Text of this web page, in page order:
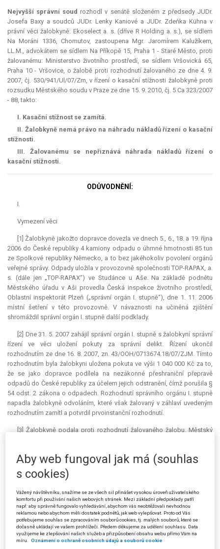
Nejvyšší správní soud rozhodl v senátě složeném z předsedy JUDr.
Josefa Baxy a soudců JUDr. Lenky Kaniové a JUDr. Zdeňka Kühna v
právní věci žalobkyně: Ekoselect a. s. (dříve R Holding a. s.), se sídlem
Na Moráni 1336, Chomutov, zastoupena Mgr. Jaromírem Kalužíkem,
LL.M., advokátem se sídlem Na Příkopě 15, Praha 1 - Staré Město, proti
žalovanému: Ministerstvo životního prostředí, se sídlem Vršovická 65,
Praha 10 - Vršovice, o žalobě proti rozhodnutí žalovaného ze dne 4. 9.
2007, čj. 530/941/Ul/07/Zm, v řízení o kasační stížnosti žalobkyně proti
rozsudku Městského soudu v Praze ze dne 15. 9. 2010, čj. 5 Ca 323/2007
- 88, takto:
I. Kasační stížnost se zamítá.
II. Žalobkyně nemá právo na náhradu nákladů řízení o kasační
stížnosti.
III. Žalovanému se nepřiznává náhrada nákladů řízení o
kasační stížnosti.
ODŮVODNĚNÍ:
I.
Vymezení věci
[1] Žalobkyně jakožto dopravce dovezla ve dnech 5., 6., 18. a 19. října
2006 do České republiky 4 kamiony odpadu o úhrnné hmotnosti 85 tun
ze Spolkové republiky Německo, a to bez jakéhokoliv povolení orgánů
veřejné správy. Odpady uložila v provozovně společnosti TOP-RAPAX, a.
s. (dále jen „TOP-RAPAX“) ve Studánce u Aše. Na základě podnětu
Městského úřadu v Aši provedla Česká inspekce životního prostředí,
Oblastní inspektorát Plzeň („správní orgán I. stupně“), dne 1. 11. 2006
místní šetření v této provozovně. V návaznosti na učiněná zjištění
shromáždil správní orgán I. stupně další podklady.
[2] Dne 31. 5. 2007 zahájil správní orgán I. stupně s žalobkyní správní
řízení ve věci uložení pokuty za správní delikt. Řízení ukončil
rozhodnutím ze dne 16. 8. 2007, zn. 43/OOH/0713674.18/07/ZJM. Tímto
rozhodnutím byla žalobkyni uložena pokuta ve výši 1 040 000 Kč za to,
že se jako dopravce podílela na nezákonné přeshraniční přepravě
odpadů do České republiky za účelem jejich odstranění, čímž porušila §
54 odst. 2 zákona o odpadech. Rozhodnutí správního orgánu I. stupně
napadla žalobkyně odvoláním, které však žalovaný v záhlaví uvedeným
rozhodnutím zamítl a potvrdil prvoinstanční rozhodnutí.
[3] Žalobkyně podala proti rozhodnutí žalovaného žalobu. Městský
zařazený do tzv. zeleného seznamu, i když o tom byla ujištěna ze strany
smluvního partnera. Odpovědnost za správní delikt je odpovědností
objektivní. Předmětný odpad nemohl být vzhledem ke své
charakteristice zařazen do tzv. zeleného seznamu, což muselo být
zřejmé žalobkyni, která má četné zkušenosti v oblasti nakládání s
odpady. Soud dospěl po výslechu znalkyně Ing. S. k závěru, že jí
vypracovaný znalecký posudek nebyl ze strany žalobkyně relevantně
zpochybněn.
[4] Městský soud dále vyložil, že se žalovaný nedopustil skutkového
Aby web fungoval jak má (souhlas
s cookies)
Vážený návštěvníku, snažíme se ze všech sil přinášet vysokou úroveň uživatelského
komfortu při používání našich webových stránek. Mezi základní předpoklady patří
např. aby správně fungovalo vyhledávání, abychom vás neobtěžovali nevhodnou
reklamou nebo abychom měli dostatek podnětů, jak web vylepšovat. Proto od Vás
potřebujeme souhlas se zpracováním souborů cookies, tj. malých souborů, které se
dočasně ukládají ve vašem prohlížeči. Předem děkujeme za udělení souhlasu. Data
využijeme ke zlepšování našich služeb a přizpůsobení obsahu webu přímo Vám na
míru. Oznámení o ochraně osobních údajů a souborů cookie